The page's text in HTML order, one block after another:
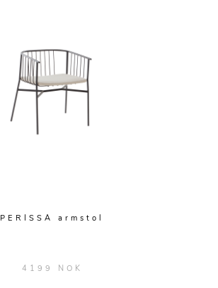
PERISSA armstol
4199 NOK